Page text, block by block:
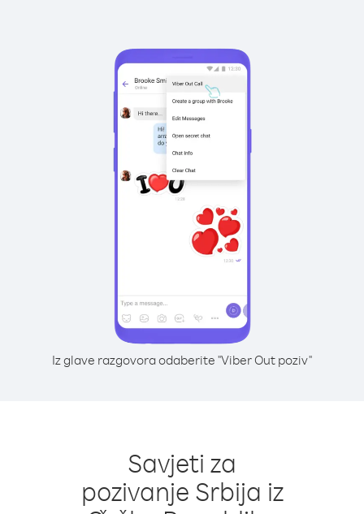
Iz glave razgovora odaberite "Viber Out poziv"
Savjeti za
pozivanje Srbija iz